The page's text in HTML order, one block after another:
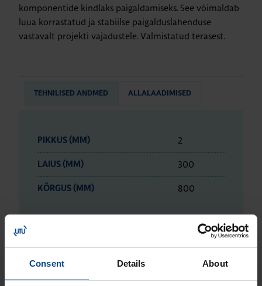
Consent Details About
komponentide kindlaks paigaldamiseks. See võimaldab
luua korrastatud ja stabiilse paigalduslahenduse
vastavalt projekti vajadustele. Valmistatud terasest.
TEHNILISED ANDMED ALLALAADIMISED
PIKKUS (MM) 2
LAIUS (MM) 300
KÕRGUS (MM) 800